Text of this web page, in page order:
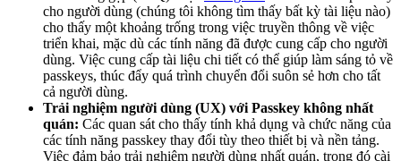
cho người dùng (chúng tôi không tìm thấy bất kỳ tài liệu nào)
cho thấy một khoảng trống trong việc truyền thông về việc
triển khai, mặc dù các tính năng đã được cung cấp cho người
dùng. Việc cung cấp tài liệu chi tiết có thể giúp làm sáng tỏ về
passkeys, thúc đẩy quá trình chuyển đổi suôn sẻ hơn cho tất
cả người dùng.
Trải nghiệm người dùng (UX) với Passkey không nhất
quán: Các quan sát cho thấy tính khả dụng và chức năng của
các tính năng passkey thay đổi tùy theo thiết bị và nền tảng.
Việc đảm bảo trải nghiệm người dùng nhất quán, trong đó cài